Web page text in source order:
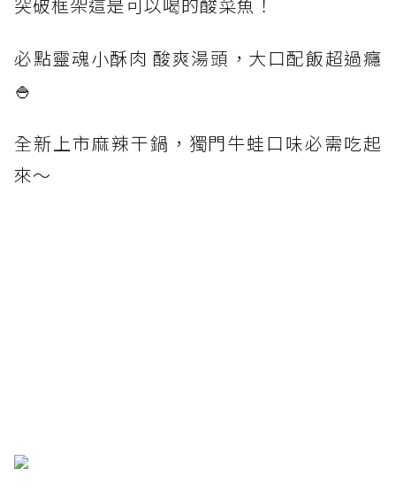
突破框架這是可以喝的酸菜魚！
必點靈魂小酥肉 酸爽湯頭，大口配飯超過癮
🍚
全新上市麻辣干鍋，獨門牛蛙口味必需吃起
來～